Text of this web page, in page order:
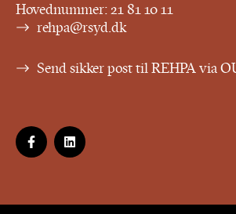
Hovednummer:21 81 10 11
rehpa@rsyd.dk
Send sikker post til REHPA via